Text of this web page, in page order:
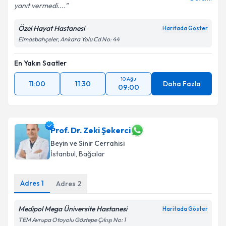
yanıt vermedi....
Özel Hayat Hastanesi Haritada Göster
Elmasbahçeler, Ankara Yolu Cd No: 44
En Yakın Saatler
11:00 11:30
10 Ağu
09:00 Daha Fazla
Prof. Dr. Zeki Şekerci
Beyin ve Sinir Cerrahisi
İstanbul, Bağcılar
Adres 1 Adres 2
Medipol Mega Üniversite Hastanesi Haritada Göster
TEM Avrupa Otoyolu Göztepe Çıkışı No: 1